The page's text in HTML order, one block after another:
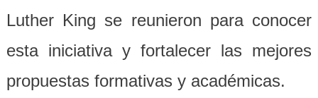
Luther King se reunieron para conocer
esta iniciativa y fortalecer las mejores
propuestas formativas y académicas.